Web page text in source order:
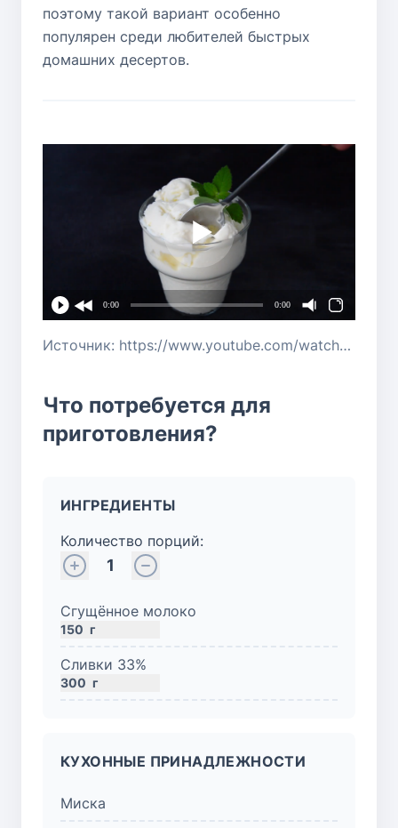
поэтому такой вариант особенно
популярен среди любителей быстрых
домашних десертов.
0:00 0:00
Источник: https://www.youtube.com/watch?v=SEcM5Kczyds
Что потребуется для
приготовления?
ИНГРЕДИЕНТЫ
Количество порций:
1
Сгущённое молоко
150 г
Сливки 33%
300 г
КУХОННЫЕ ПРИНАДЛЕЖНОСТИ
Миска